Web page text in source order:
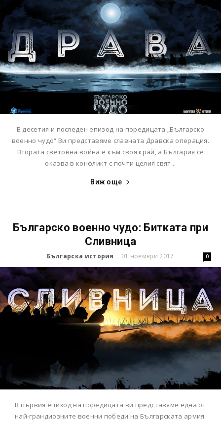
В десетия и последен епизод на поредицата „Българско
военно чудо“ Ви представяме славната Дравска операция.
Втората световна война е към своя край, а България се
оказва в конфликт с почти целия свят...
Виж още
Българско военно чудо: Битката при
Сливница
Българска история - 01 ноември 2017 0
В първия епизод на поредицата ви представяме една от
най-грандиозните военни победи на Българската армия.